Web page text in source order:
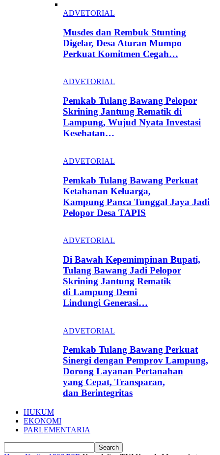
ADVETORIAL
Musdes dan Rembuk Stunting
Digelar, Desa Aturan Mumpo
Perkuat Komitmen Cegah…
ADVETORIAL
Pemkab Tulang Bawang Pelopor
Skrining Jantung Rematik di
Lampung, Wujud Nyata Investasi
Kesehatan…
ADVETORIAL
Pemkab Tulang Bawang Perkuat
Ketahanan Keluarga,
Kampung Panca Tunggal Jaya Jadi
Pelopor Desa TAPIS
ADVETORIAL
Di Bawah Kepemimpinan Bupati,
Tulang Bawang Jadi Pelopor
Skrining Jantung Rematik
di Lampung Demi
Lindungi Generasi…
ADVETORIAL
Pemkab Tulang Bawang Perkuat
Sinergi dengan Pemprov Lampung,
Dorong Layanan Pertanahan
yang Cepat, Transparan,
dan Berintegritas
HUKUM
EKONOMI
PARLEMENTARIA